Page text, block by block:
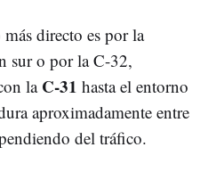
directo es por la
sur o por la C-32,
laC-31 hasta el entorno
aproximadamente entre
del tráfico.